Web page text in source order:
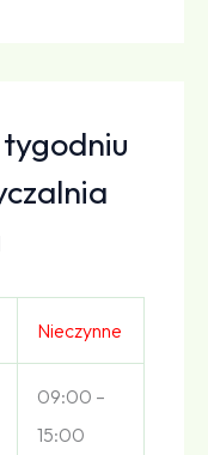
Nieczynne
09:00 –
15:00